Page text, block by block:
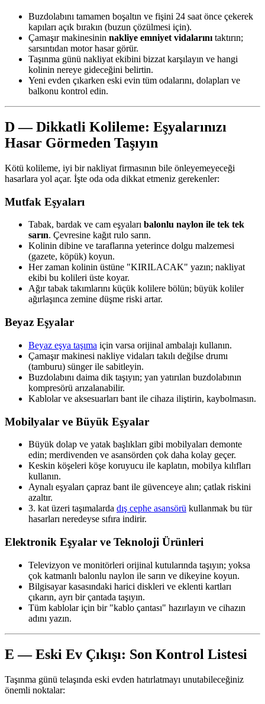
Buzdolabını tamamen boşaltın ve fişini 24 saat önce çekerek
kapıları açık bırakın (buzun çözülmesi için).
Çamaşır makinesinin nakliye emniyet vidalarını taktırın;
sarsıntıdan motor hasar görür.
Taşınma günü nakliyat ekibini bizzat karşılayın ve hangi
kolinin nereye gideceğini belirtin.
Yeni evden çıkarken eski evin tüm odalarını, dolapları ve
balkonu kontrol edin.
D — Dikkatli Kolileme: Eşyalarınızı
Hasar Görmeden Taşıyın
Kötü kolileme, iyi bir nakliyat firmasının bile önleyemeyeceği
hasarlara yol açar. İşte oda oda dikkat etmeniz gerekenler:
Mutfak Eşyaları
Tabak, bardak ve cam eşyaları balonlu naylon ile tek tek
sarın. Çevresine kağıt rulo sarın.
Kolinin dibine ve taraflarına yeterince dolgu malzemesi
(gazete, köpük) koyun.
Her zaman kolinin üstüne "KIRILACAK" yazın; nakliyat
ekibi bu kolileri üste koyar.
Ağır tabak takımlarını küçük kolilere bölün; büyük koliler
ağırlaşınca zemine düşme riski artar.
Beyaz Eşyalar
Beyaz eşya taşıma için varsa orijinal ambalajı kullanın.
Çamaşır makinesi nakliye vidaları takılı değilse drumı
(tamburu) sünger ile sabitleyin.
Buzdolabını daima dik taşıyın; yan yatırılan buzdolabının
kompresörü arızalanabilir.
Kablolar ve aksesuarları bant ile cihaza iliştirin, kaybolmasın.
Mobilyalar ve Büyük Eşyalar
Büyük dolap ve yatak başlıkları gibi mobilyaları demonte
edin; merdivenden ve asansörden çok daha kolay geçer.
Keskin köşeleri köşe koruyucu ile kaplatın, mobilya kılıfları
kullanın.
Aynalı eşyaları çapraz bant ile güvenceye alın; çatlak riskini
azaltır.
3. kat üzeri taşımalarda dış cephe asansörü kullanmak bu tür
hasarları neredeyse sıfıra indirir.
Elektronik Eşyalar ve Teknoloji Ürünleri
Televizyon ve monitörleri orijinal kutularında taşıyın; yoksa
çok katmanlı balonlu naylon ile sarın ve dikeyine koyun.
Bilgisayar kasasındaki harici diskleri ve eklenti kartları
çıkarın, ayrı bir çantada taşıyın.
Tüm kablolar için bir "kablo çantası" hazırlayın ve cihazın
adını yazın.
E — Eski Ev Çıkışı: Son Kontrol Listesi
Taşınma günü telaşında eski evden hatırlatmayı unutabileceğiniz
önemli noktalar: